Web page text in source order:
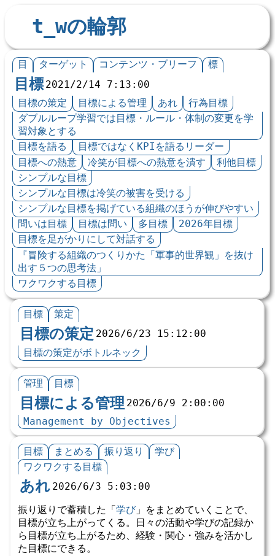
t_wの輪郭
目 ターゲット コンテンツ・ブリーフ 標
目標 2021/2/14 7:13:00
目標の策定
目標による管理 あれ
行為目標
ダブルループ学習では目標・ルール・体制の変更を学
習対象とする
目標を語る
目標ではなくKPIを語るリーダー
目標への熱意
冷笑が目標への熱意を潰す
利他目標
シンプルな目標
シンプルな目標は冷笑の被害を受ける
シンプルな目標を掲げている組織のほうが伸びやすい
問いは目標
目標は問い 多目標
2026年目標
目標を足がかりにして対話する
『冒険する組織のつくりかた「軍事的世界観」を抜け
出す５つの思考法」
ワクワクする目標
目標 策定
目標の策定 2026/6/23 15:12:00
目標の策定がボトルネック
管理 目標
目標による管理 2026/6/9 2:00:00
Management by Objectives
目標 まとめる 振り返り
学び
ワクワクする目標
あれ 2026/6/3 5:03:00
振り返りで蓄積した「 学び」をまとめていくことで、
目標が立ち上がってくる。日々の活動や学びの記録か
ら目標が立ち上がるため、経験・関心・強みを活かし
た目標にできる。